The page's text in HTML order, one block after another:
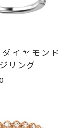
3mm/最小：
ジリング)
品
可
・交換・返金
生した商品
商品
る場合
イヤモンド
リング